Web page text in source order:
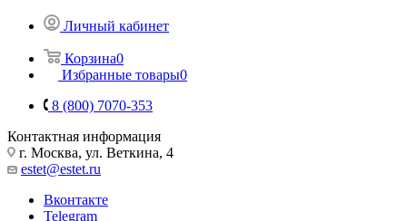
Личный кабинет
Корзина0
Избранные товары0
8 (800) 7070-353
Контактная информация
г. Москва, ул. Веткина, 4
estet@estet.ru
Вконтакте
Telegram